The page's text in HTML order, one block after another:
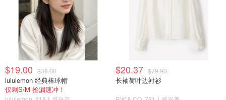
$19.00 $38.00
lululemon 经典棒球帽
仅剩S/M 捡漏速冲！
$20.37 $79.90
长袖荷叶边衬衫